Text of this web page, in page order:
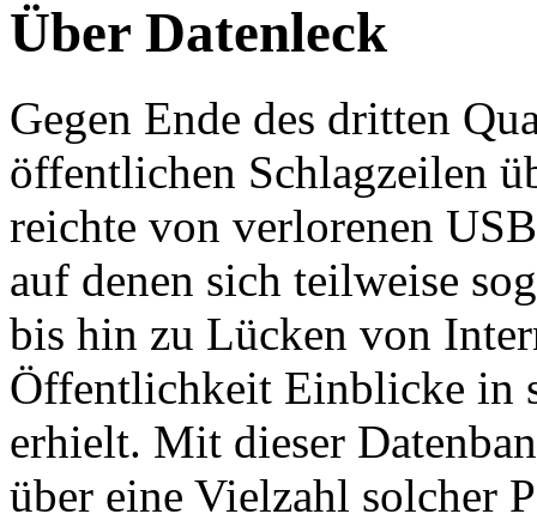
Über Datenleck
Gegen Ende des dritten
öffentlichen Schlagzeilen
reichte von verlorenen
auf denen sich teilweise
bis hin zu Lücken von
Öffentlichkeit Einblicke in
erhielt. Mit dieser
über eine Vielzahl solcher